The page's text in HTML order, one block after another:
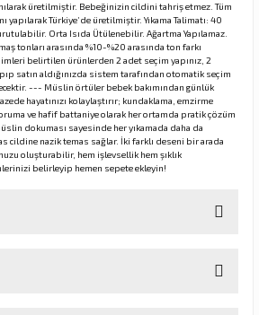
üretilmiştir. Bebeğinizin cildini tahriş etmez. Tüm
yapılarak Türkiye’de üretilmiştir. Yıkama Talimatı: 40
Orta Isıda Ütülenebilir. Ağartma Yapılamaz.
tonları arasında %10-%20 arasında ton farkı
belirtilen ürünlerden 2 adet seçim yapınız, 2
satın aldığınızda sistem tarafından otomatik seçim
--- Müslin örtüler bebek bakımından günlük
hayatınızı kolaylaştırır; kundaklama, emzirme
ve hafif battaniye olarak her ortamda pratik çözüm
dokuması sayesinde her yıkamada daha da
cildine nazik temas sağlar. İki farklı deseni bir arada
oluşturabilir, hem işlevsellik hem şıklık
belirleyip hemen sepete ekleyin!